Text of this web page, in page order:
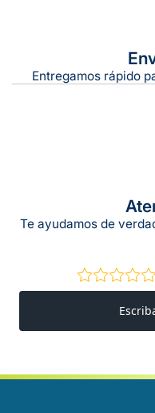
Entregamos rápido
Te ayudamos de